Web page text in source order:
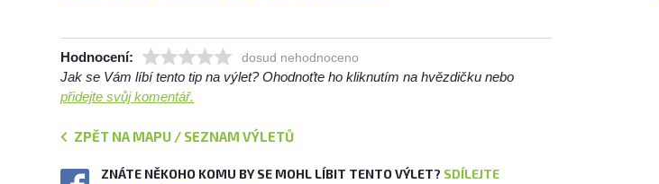
Hodnocení: dosud nehodnoceno
Jak se Vám líbí tento tip na výlet? Ohodnoťte ho kliknutím na hvězdičku nebo
přidejte svůj komentář.
ZPĚT NA MAPU / SEZNAM VÝLETŮ
ZNÁTE NĚKOHO KOMU BY SE MOHL LÍBIT TENTO VÝLET? SDÍLEJTE